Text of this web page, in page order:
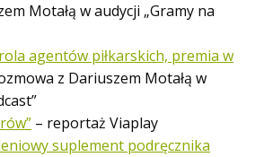
Motałą w audycji „Gramy na
rola agentów piłkarskich, premia w
z Dariuszem Motałą w
– reportaż Viaplay
suplement podręcznika